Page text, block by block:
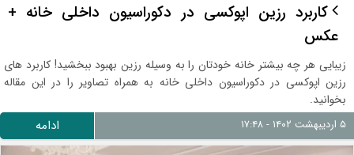
کاربرد رزین اپوکسی در دکوراسیون داخلی خانه +
عکس
زیبایی هر چه بیشتر خانه خودتان را به وسیله رزین بهبود ببخشید! کاربرد های
رزین اپوکسی در دکوراسیون داخلی خانه به همراه تصاویر را در این مقاله
بخوانید.
ادامه